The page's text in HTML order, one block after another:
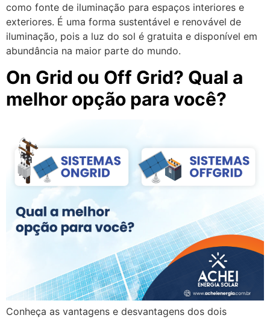
como fonte de iluminação para espaços interiores e
exteriores. É uma forma sustentável e renovável de
iluminação, pois a luz do sol é gratuita e disponível em
abundância na maior parte do mundo.
On Grid ou Off Grid? Qual a
melhor opção para você?
Conheça as vantagens e desvantagens dos dois